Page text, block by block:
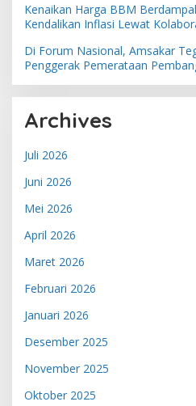
Kenaikan Harga BBM
Kendalikan Inflasi Lewat
Di Forum Nasional, Amsakar
Penggerak Pemerataan
Archives
Juli 2026
Juni 2026
Mei 2026
April 2026
Maret 2026
Februari 2026
Januari 2026
Desember 2025
November 2025
Oktober 2025